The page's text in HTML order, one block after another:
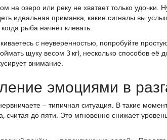
на озеро или реку не хватает только удочки.
идеальная приманка, какие сигналы вы
рыба начнёт клевать.
с неуверенностью, попробуйте
щуку весом 3 кг), несколько способов её
внимание.
эмоциями в
– типичная ситуация. В такие
считая до пяти. Это мгновенно снижает